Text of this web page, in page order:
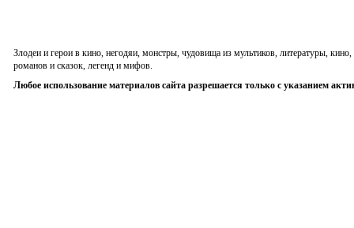
Злодеи и герои в кино, негодяи, монстры, чудовища из мультиков, литературы,
романов и сказок, легенд и мифов.
Любое использование материалов сайта разрешается только с указанием